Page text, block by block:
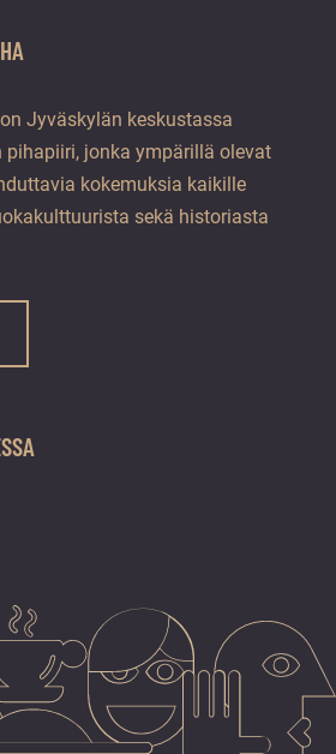
Jyväskylän keskustassa
pihapiiri, jonka ympärillä olevat
kokemuksia kaikille
sekä historiasta